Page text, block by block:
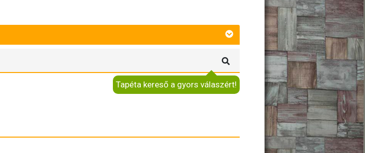
Tapéta kereső a gyors válaszért!